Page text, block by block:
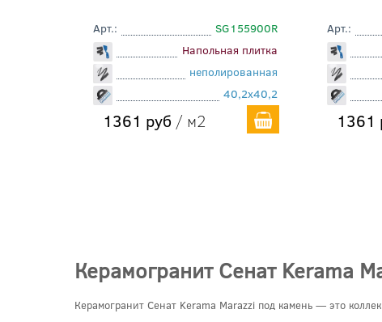
Арт.:
SG155900R
Напольная плитка
неполированная
40,2x40,2
1361 руб / м2
Арт.:
1361
Керамогранит Сенат Kerama
Керамогранит Сенат Kerama Marazzi под камень — это